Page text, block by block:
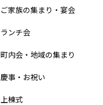
ご家族の集まり・宴会
ランチ会
町内会・地域の集まり
慶事・お祝い
上棟式